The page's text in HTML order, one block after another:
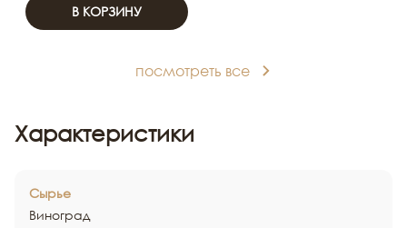
В КОРЗИНУ
посмотреть все
Характеристики
Сырье
Виноград